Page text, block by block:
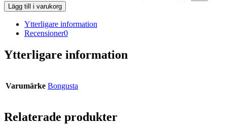
Lägg till i varukorg
Ytterligare information
Recensioner0
Ytterligare information
Varumärke Bongusta
Relaterade produkter